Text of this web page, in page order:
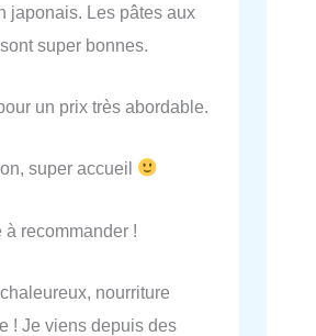
japonais. Les pâtes aux
super bonnes.
un prix très abordable.
super accueil
à recommander !
nourriture
! Je viens depuis des